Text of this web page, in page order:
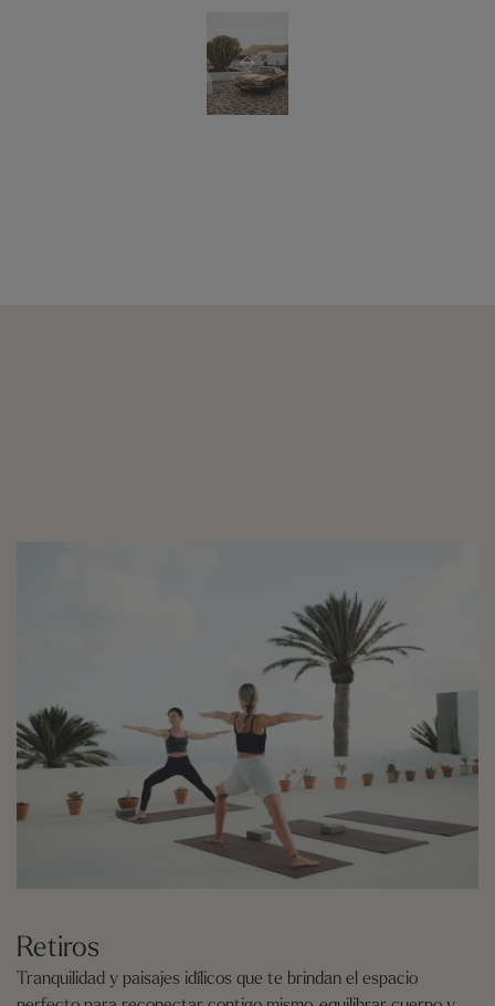
Retiros
Tranquilidad y paisajes idílicos que te brindan el espacio